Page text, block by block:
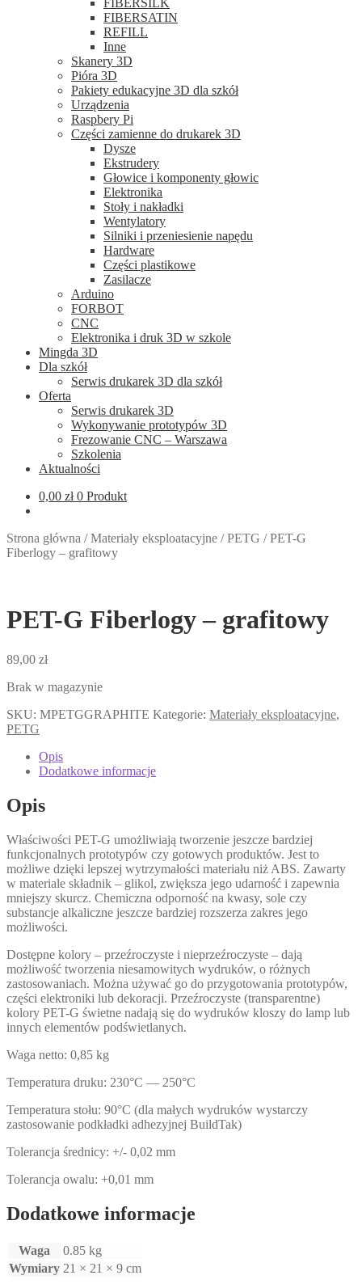
FIBERSILK
FIBERSATIN
REFILL
Inne
Skanery 3D
Pióra 3D
Pakiety edukacyjne 3D dla szkół
Urządzenia
Raspbery Pi
Części zamienne do drukarek 3D
Dysze
Ekstrudery
Głowice i komponenty głowic
Elektronika
Stoły i nakładki
Wentylatory
Silniki i przeniesienie napędu
Hardware
Części plastikowe
Zasilacze
Arduino
FORBOT
CNC
Elektronika i druk 3D w szkole
Mingda 3D
Dla szkół
Serwis drukarek 3D dla szkół
Oferta
Serwis drukarek 3D
Wykonywanie prototypów 3D
Frezowanie CNC – Warszawa
Szkolenia
Aktualności
0,00 zł 0 Produkt
Strona główna /Materiały eksploatacyjne /PETG /PET-G
Fiberlogy – grafitowy
PET-G Fiberlogy – grafitowy
89,00 zł
Brak w magazynie
SKU: MPETGGRAPHITE Kategorie: Materiały eksploatacyjne,
PETG
Opis
Dodatkowe informacje
Opis
Właściwości PET-G umożliwiają tworzenie jeszcze bardziej
funkcjonalnych prototypów czy gotowych produktów. Jest to
możliwe dzięki lepszej wytrzymałości materiału niż ABS. Zawarty
w materiale składnik – glikol, zwiększa jego udarność i zapewnia
mniejszy skurcz. Chemiczna odporność na kwasy, sole czy
substancje alkaliczne jeszcze bardziej rozszerza zakres jego
możliwości.
Dostępne kolory – przeźroczyste i nieprzeźroczyste – dają
możliwość tworzenia niesamowitych wydruków, o różnych
zastosowaniach. Można używać go do przygotowania prototypów,
części elektroniki lub dekoracji. Przeźroczyste (transparentne)
kolory PET-G świetne nadają się do wydruków kloszy do lamp lub
innych elementów podświetlanych.
Waga netto: 0,85 kg
Temperatura druku: 230°C — 250°C
Temperatura stołu: 90°C (dla małych wydruków wystarczy
zastosowanie podkładki adhezyjnej BuildTak)
Tolerancja średnicy: +/- 0,02 mm
Tolerancja owalu: +0,01 mm
Dodatkowe informacje
Waga
0.85 kg
Wymiary 21 × 21 × 9 cm